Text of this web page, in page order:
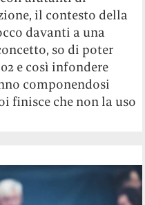
il contesto della
davanti a una
so di poter
e così infondere
componendosi
finisce che non la uso